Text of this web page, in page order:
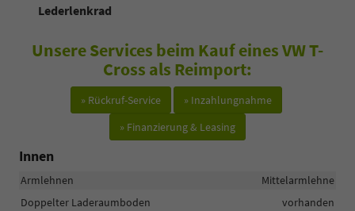
Lederlenkrad
Unsere Services beim Kauf eines VW T-
Cross als Reimport:
» Rückruf-Service
» Inzahlungnahme
» Finanzierung & Leasing
Innen
Armlehnen
Mittelarmlehne
Doppelter Laderaumboden
vorhanden